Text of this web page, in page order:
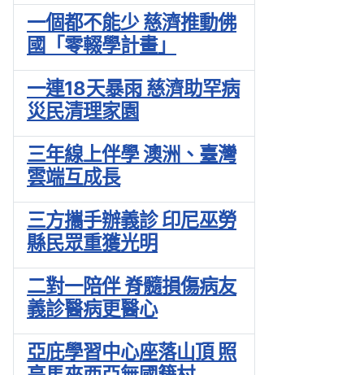
一個都不能少 慈濟推動佛
國「零輟學計畫」
一連18天暴雨 慈濟助罕病
災民清理家園
三年線上伴學 澳洲、臺灣
雲端互成長
三方攜手辦義診 印尼巫勞
縣民眾重獲光明
二對一陪伴 脊髓損傷病友
義診醫病更醫心
亞庇學習中心座落山頂 照